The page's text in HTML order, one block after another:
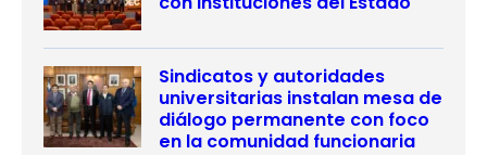
Sindicatos y autoridades
universitarias instalan mesa de
diálogo permanente con foco
en la comunidad funcionaria